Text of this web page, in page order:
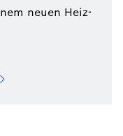
neuen Heiz-